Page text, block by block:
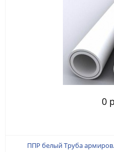
0
ППР белый Труба